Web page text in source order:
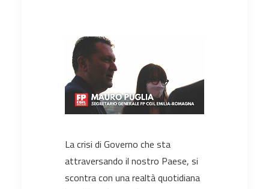
La crisi di Governo che sta
attraversando il nostro Paese, si
scontra con una realtà quotidiana